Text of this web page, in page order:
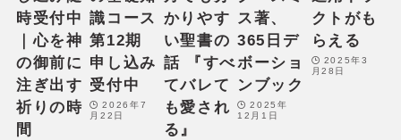
時受付中
｜心を神
の御前に
注ぎ出す
祈りの時
間
識コース
第12期
申し込み
受付中
2026年7
月22日
かりやす
い聖書の
話 『すべ
てバレて
も愛され
る』
ス著、
365日デ
ボーショ
ンブック
2025年
12月1日
クトがも
らえる
2025年3
月28日